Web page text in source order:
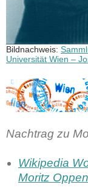
Bildnachweis:
Universität Wien –
Nachtrag zu
Wikipedia
Moritz